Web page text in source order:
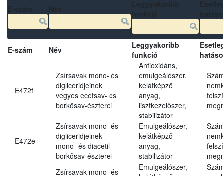
E-szám Név
Leggyakoribb
funkció
E472f
Zsírsavak mono- és
digliceridjeinek
vegyes ecetsav- és
borkősav-észterei
Antioxidáns,
emulgeálószer,
kelátképző
anyag,
lisztkezelőszer,
stabilizátor
E472e
Zsírsavak mono- és
digliceridjeinek
mono- és diacetil-
borkősav-észterei
Emulgeálószer,
kelátképző
anyag,
stabilizátor
Zsírsavak mono- és
Emulgeálószer,